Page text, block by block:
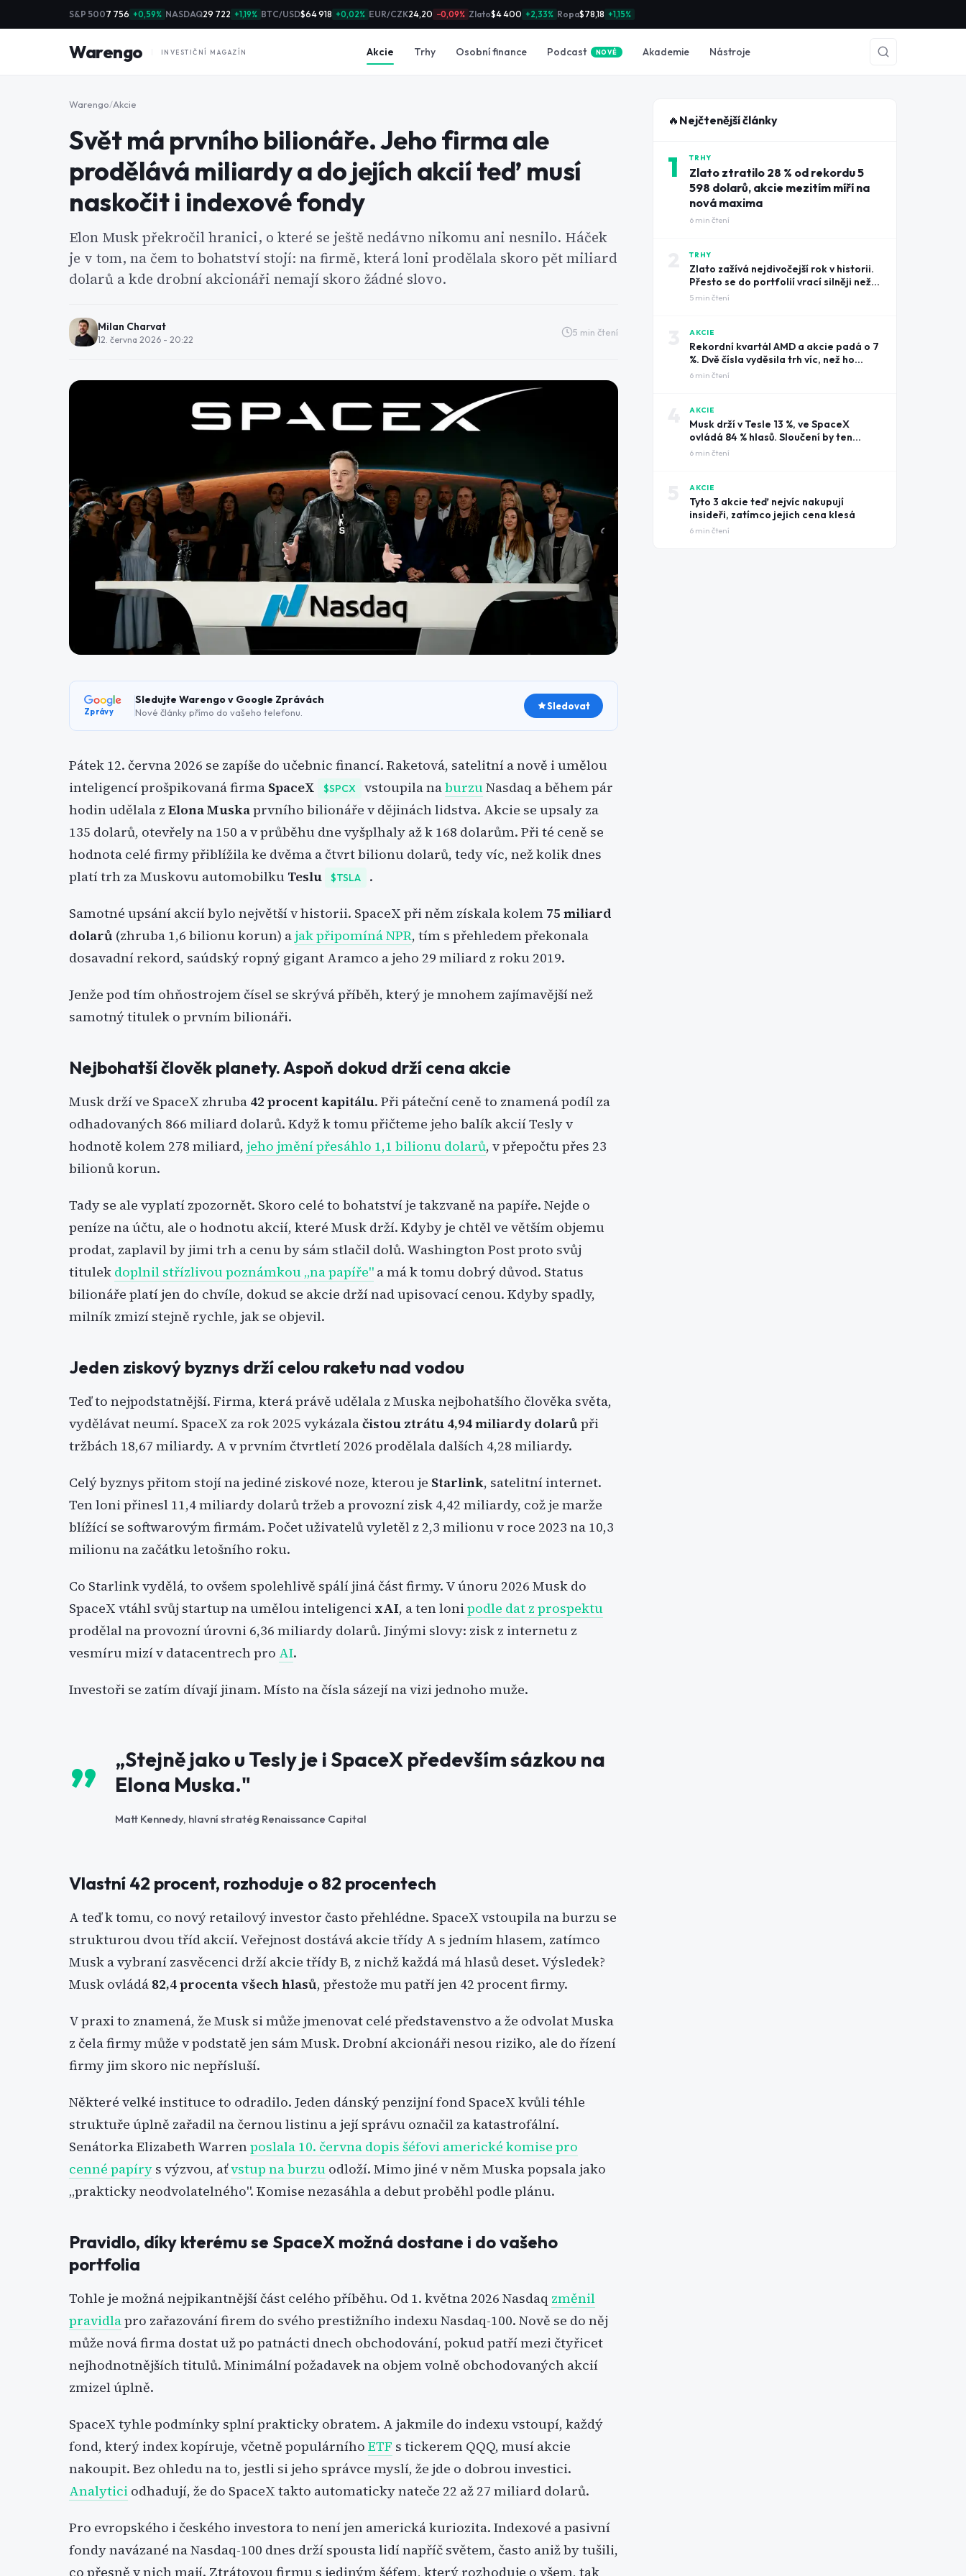
S&P 5007 756 +0,59% NASDAQ29 722 +1,19% BTC/USD$64 918 +0,02% EUR/CZK24,20 −0,09% Zlato$4 400 +2,33% Ropa$78,18 +1,15%
Warengo INVESTIČNÍ MAGAZÍN Akcie Trhy Osobní finance Podcast NOVÉ Akademie Nástroje
Warengo/Akcie
Svět má prvního bilionáře. Jeho firma ale
prodělává miliardy a do jejích akcií teď musí
naskočit i indexové fondy
Elon Musk překročil hranici, o které se ještě nedávno nikomu ani nesnilo. Háček
je v tom, na čem to bohatství stojí: na firmě, která loni prodělala skoro pět miliard
dolarů a kde drobní akcionáři nemají skoro žádné slovo.
Milan Charvat
12. června 2026 - 20:22
5 min čtení
Zprávy
Sledujte Warengo v Google Zprávách
Nové články přímo do vašeho telefonu.
Sledovat
Pátek 12. června 2026 se zapíše do učebnic financí. Raketová, satelitní a nově i umělou
inteligencí prošpikovaná firma SpaceX $SPCX vstoupila naburzuNasdaq a během pár
hodin udělala z Elona Muskaprvního bilionáře v dějinách lidstva. Akcie se upsaly za
135 dolarů, otevřely na 150 a v průběhu dne vyšplhaly až k 168 dolarům. Při té ceně se
hodnota celé firmy přiblížila ke dvěma a čtvrt bilionu dolarů, tedy víc, než kolik dnes
platí trh za Muskovu automobilku Teslu $TSLA .
Samotné upsání akcií bylo největší v historii. SpaceX při něm získala kolem 75 miliard
dolarů (zhruba 1,6 bilionu korun) a jak připomíná NPR, tím s přehledem překonala
dosavadní rekord, saúdský ropný gigant Aramco a jeho 29 miliard z roku 2019.
Jenže pod tím ohňostrojem čísel se skrývá příběh, který je mnohem zajímavější než
samotný titulek o prvním bilionáři.
Nejbohatší člověk planety. Aspoň dokud drží cena akcie
Musk drží ve SpaceX zhruba 42 procent kapitálu. Při páteční ceně to znamená podíl za
odhadovaných 866 miliard dolarů. Když k tomu přičteme jeho balík akcií Tesly v
hodnotě kolem 278 miliard, jeho jmění přesáhlo 1,1 bilionu dolarů, v přepočtu přes 23
bilionů korun.
Tady se ale vyplatí zpozornět. Skoro celé to bohatství je takzvaně na papíře. Nejde o
peníze na účtu, ale o hodnotu akcií, které Musk drží. Kdyby je chtěl ve větším objemu
prodat, zaplavil by jimi trh a cenu by sám stlačil dolů. Washington Post proto svůj
titulek doplnil střízlivou poznámkou „na papíře" a má k tomu dobrý důvod. Status
bilionáře platí jen do chvíle, dokud se akcie drží nad upisovací cenou. Kdyby spadly,
milník zmizí stejně rychle, jak se objevil.
Jeden ziskový byznys drží celou raketu nad vodou
Teď to nejpodstatnější. Firma, která právě udělala z Muska nejbohatšího člověka světa,
vydělávat neumí. SpaceX za rok 2025 vykázalačistou ztrátu 4,94 miliardy dolarů při
tržbách 18,67 miliardy. A v prvním čtvrtletí 2026 prodělala dalších 4,28 miliardy.
Celý byznys přitom stojí na jediné ziskové noze, kterou je Starlink, satelitní internet.
Ten loni přinesl 11,4 miliardy dolarů tržeb a provozní zisk 4,42 miliardy, což je marže
blížící se softwarovým firmám. Počet uživatelů vyletěl z 2,3 milionu v roce 2023 na 10,3
milionu na začátku letošního roku.
Co Starlink vydělá, to ovšem spolehlivě spálí jiná část firmy. V únoru 2026 Musk do
SpaceX vtáhl svůj startup na umělou inteligenci xAI, a ten lonipodle dat z prospektu
prodělal na provozní úrovni 6,36 miliardy dolarů. Jinými slovy: zisk z internetu z
vesmíru mizí v datacentrech pro AI.
Investoři se zatím dívají jinam. Místo na čísla sázejí na vizi jednoho muže.
„Stejně jako u Tesly je i SpaceX především sázkou na
Elona Muska."
Matt Kennedy, hlavní stratég Renaissance Capital
Vlastní 42 procent, rozhoduje o 82 procentech
A teď k tomu, co nový retailový investor často přehlédne. SpaceX vstoupila na burzu se
strukturou dvou tříd akcií. Veřejnost dostává akcie třídy A s jedním hlasem, zatímco
Musk a vybraní zasvěcenci drží akcie třídy B, z nichž každá má hlasů deset. Výsledek?
Musk ovládá 82,4 procenta všech hlasů, přestože mu patří jen 42 procent firmy.
V praxi to znamená, že Musk si může jmenovat celé představenstvo a že odvolat Muska
z čela firmy může v podstatě jen sám Musk. Drobní akcionáři nesou riziko, ale do řízení
firmy jim skoro nic nepřísluší.
Některé velké instituce to odradilo. Jeden dánský penzijní fond SpaceX kvůli téhle
struktuře úplně zařadil na černou listinu a její správu označil za katastrofální.
Senátorka Elizabeth Warrenposlala 10. června dopis šéfovi americké komise pro
cenné papíry s výzvou, aťvstup na burzu odloží. Mimo jiné v něm Muska popsala jako
„prakticky neodvolatelného". Komise nezasáhla a debut proběhl podle plánu.
Pravidlo, díky kterému se SpaceX možná dostane i do vašeho
portfolia
Tohle je možná nejpikantnější část celého příběhu. Od 1. května 2026 Nasdaq změnil
pravidlapro zařazování firem do svého prestižního indexu Nasdaq-100. Nově se do něj
může nová firma dostat už po patnácti dnech obchodování, pokud patří mezi čtyřicet
nejhodnotnějších titulů. Minimální požadavek na objem volně obchodovaných akcií
zmizel úplně.
SpaceX tyhle podmínky splní prakticky obratem. A jakmile do indexu vstoupí, každý
fond, který index kopíruje, včetně populárního ETF s tickerem QQQ, musí akcie
nakoupit. Bez ohledu na to, jestli si jeho správce myslí, že jde o dobrou investici.
Analytici odhadují, že do SpaceX takto automaticky nateče 22 až 27 miliard dolarů.
Pro evropského i českého investora to není jen americká kuriozita. Indexové a pasivní
fondy navázané na Nasdaq-100 dnes drží spousta lidí napříč světem, často aniž by tušili,
co přesně v nich mají. Ztrátovou firmu s jediným šéfem, který rozhoduje o všem, tak
🔥 Nejčtenější články
1 TRHY
Zlato ztratilo 28 % od rekordu 5
598 dolarů, akcie mezitím míří na
nová maxima
6 min čtení
TRHY
Zlato zažívá nejdivočejší rok v historii.
Přesto se do portfolií vrací silněji než
kdy dřív
5 min čtení
AKCIE
Rekordní kvartál AMD a akcie padá o 7
%. Dvě čísla vyděsila trh víc, než ho
potěšily tržby
6 min čtení
AKCIE
Musk drží v Tesle 13 %, ve SpaceX
ovládá 84 % hlasů. Sloučení by ten
rozdíl smazalo
6 min čtení
AKCIE
Tyto 3 akcie teď nejvíc nakupují
insideři, zatímco jejich cena klesá
6 min čtení